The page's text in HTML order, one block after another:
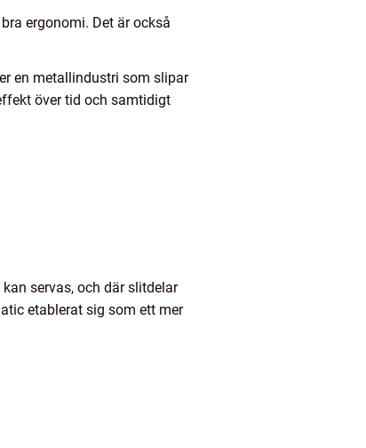
ergonomi. Det är också
en metallindustri som slipar
över tid och samtidigt
servas, och där slitdelar
etablerat sig som ett mer